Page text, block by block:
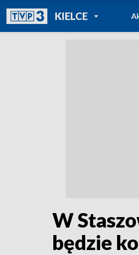
KIELCEPOWRÓT DO
TVP REGIONY
W
będzie